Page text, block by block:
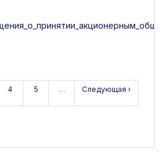
4 5 … Следующая ›